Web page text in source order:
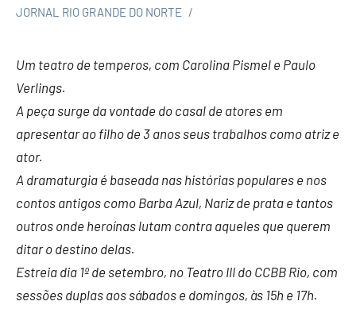
JORNAL RIO GRANDE DO NORTE
Um teatro de temperos, com Carolina Pismel e Paulo
Verlings.
A peça surge da vontade do casal de atores em
apresentar ao filho de 3 anos seus trabalhos como atriz e
ator.
A dramaturgia é baseada nas histórias populares e nos
contos antigos como Barba Azul, Nariz de prata e tantos
outros onde heroínas lutam contra aqueles que querem
ditar o destino delas.
Estreia dia 1º de setembro, no Teatro III do CCBB Rio, com
sessões duplas aos sábados e domingos, às 15h e 17h.